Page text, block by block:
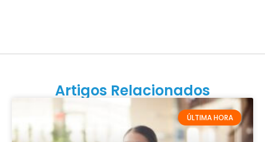
Artigos Relacionados
ÚLTIMA HORA